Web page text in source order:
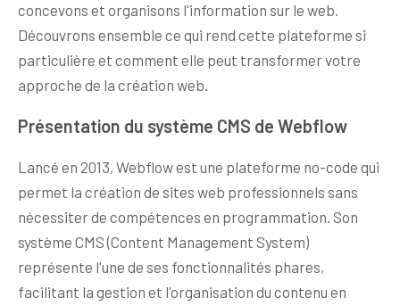
concevons et organisons l'information sur le web.
Découvrons ensemble ce qui rend cette plateforme si
particulière et comment elle peut transformer votre
approche de la création web.
Présentation du système CMS de Webflow
Lancé en 2013, Webflow est une plateforme no-code qui
permet la création de sites web professionnels sans
nécessiter de compétences en programmation. Son
système CMS (Content Management System)
représente l'une de ses fonctionnalités phares,
facilitant la gestion et l'organisation du contenu en